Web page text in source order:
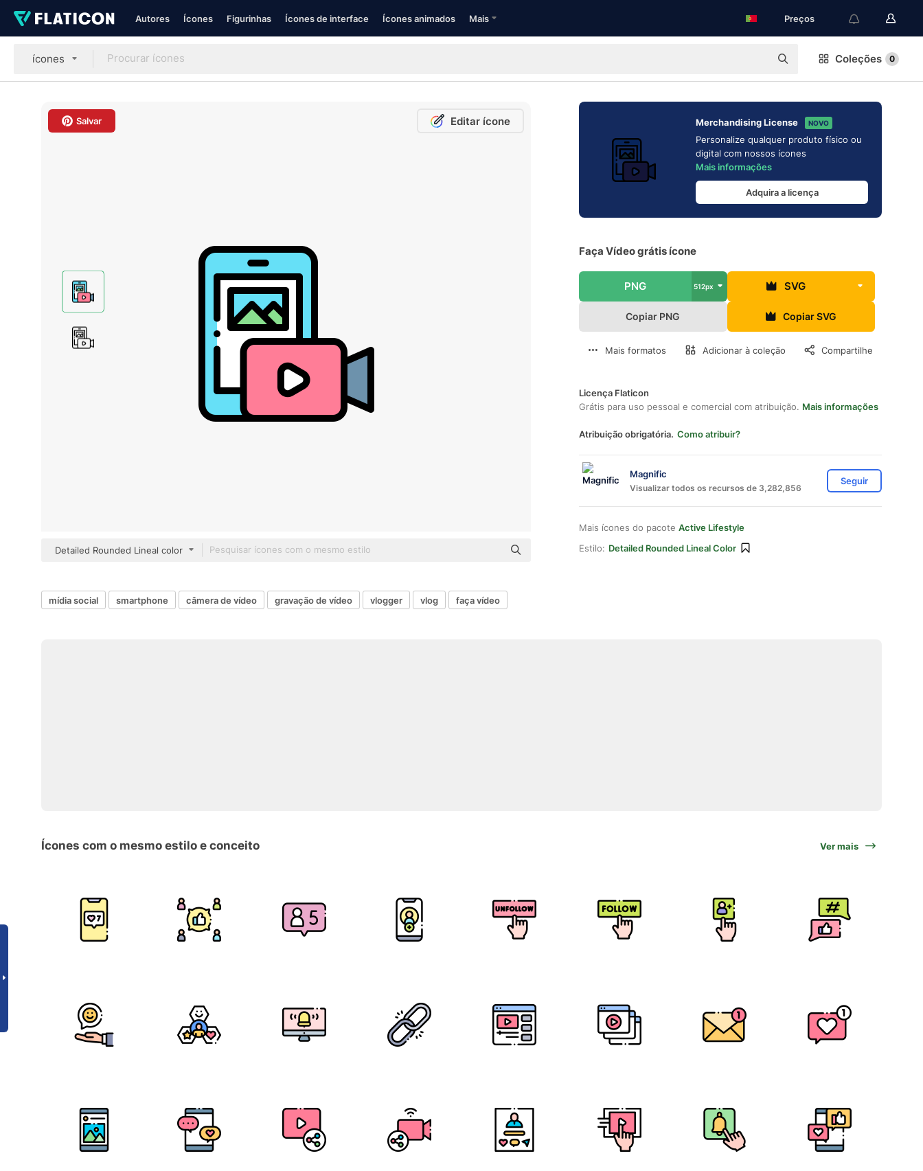
Autores Ícones Figurinhas Ícones de interface Ícones animados Mais Preços
ícones Coleções 0
Salvar Editar ícone
Detailed Rounded Lineal color
Merchandising License NOVO
Personalize qualquer produto físico ou
digital com nossos ícones
Mais informações
Adquira a licença
Faça Vídeo grátis ícone
PNG 512px SVG
Copiar PNG Copiar SVG
Mais formatos Adicionar à coleção Compartilhe
Licença Flaticon
Grátis para uso pessoal e comercial com atribuição. Mais informações
Atribuição obrigatória. Como atribuir?
Magnific
Visualizar todos os recursos de 3,282,856
Seguir
Mais ícones do pacote Active Lifestyle
Estilo: Detailed Rounded Lineal Color
mídia social smartphone câmera de vídeo gravação de vídeo vlogger vlog faça vídeo
Ícones com o mesmo estilo e conceito Ver mais